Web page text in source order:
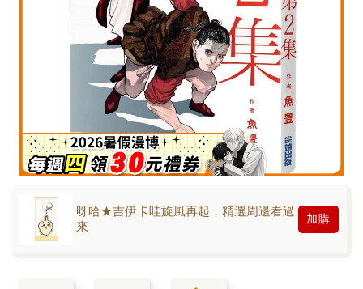
呀哈★吉伊卡哇旋風再起，精選周邊看過
來
加購